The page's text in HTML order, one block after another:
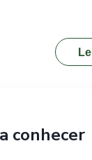
um
conhecer